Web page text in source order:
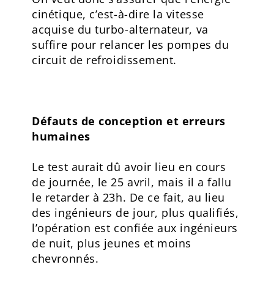
cinétique, c’est-à-dire la vitesse
acquise du turbo-alternateur, va
suffire pour relancer les pompes du
circuit de refroidissement.
Défauts de conception et erreurs
humaines
Le test aurait dû avoir lieu en cours
de journée, le 25 avril, mais il a fallu
le retarder à 23h. De ce fait, au lieu
des ingénieurs de jour, plus qualifiés,
l’opération est confiée aux ingénieurs
de nuit, plus jeunes et moins
chevronnés.